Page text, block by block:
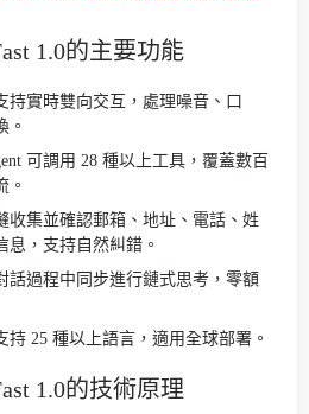
1.0的主要功能
持實時雙向交互，處理噪音、口
。
可調用 28 種以上工具，覆蓋數百
。
收集並確認郵箱、地址、電話、姓
息，支持自然糾錯。
話過程中同步進行鏈式思考，零額
持 25 種以上語言，適用全球部署。
1.0的技術原理